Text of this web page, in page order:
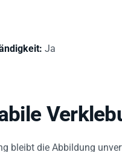
Ja
bleibt die Abbildung